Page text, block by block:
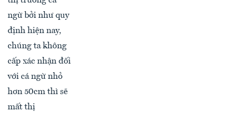
ngừ bởi như quy
định hiện nay,
chúng ta không
cấp xác nhận đối
với cá ngừ nhỏ
hơn 50cm thì sẽ
mất thị